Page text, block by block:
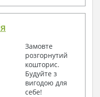
Замовте
розгорнутий
кошторис.
Будуйте з
вигодою для
себе!